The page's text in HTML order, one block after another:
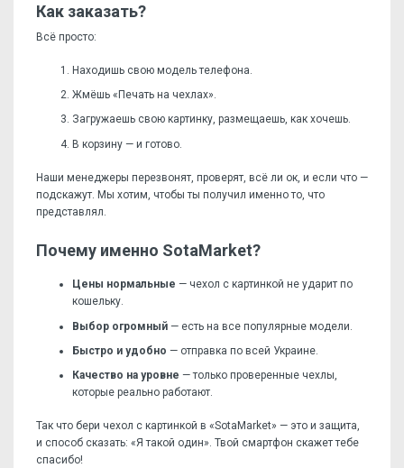
Как заказать?
Всё просто:
Находишь свою модель телефона.
Жмёшь «Печать на чехлах».
Загружаешь свою картинку, размещаешь, как хочешь.
В корзину — и готово.
Наши менеджеры перезвонят, проверят, всё ли ок, и если что —
подскажут. Мы хотим, чтобы ты получил именно то, что
представлял.
Почему именно SotaMarket?
Цены нормальные — чехол с картинкой не ударит по
кошельку.
Выбор огромный — есть на все популярные модели.
Быстро и удобно — отправка по всей Украине.
Качество на уровне — только проверенные чехлы,
которые реально работают.
Так что бери чехол с картинкой в «SotaMarket» — это и защита,
и способ сказать: «Я такой один». Твой смартфон скажет тебе
спасибо!